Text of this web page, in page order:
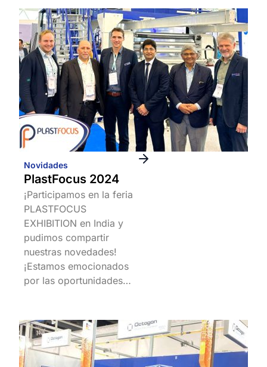
Novidades
PlastFocus 2024
¡Participamos en la feria
PLASTFOCUS
EXHIBITION en India y
pudimos compartir
nuestras novedades!
¡Estamos emocionados
por las oportunidades…